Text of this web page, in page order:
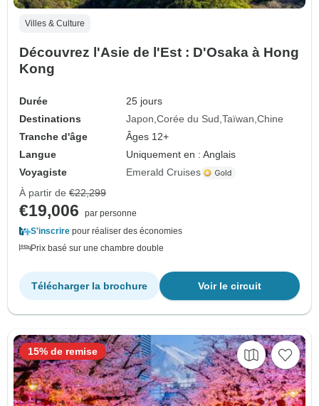
Villes & Culture
Découvrez l'Asie de l'Est : D'Osaka à Hong
Kong
Durée
25 jours
Destinations
Japon Corée du Sud Taïwan Chine
Tranche d'âge
Âges 12+
Langue
Uniquement en : Anglais
Voyagiste
Emerald Cruises
À partir de €22,299
€19,006
par personne
S'inscrire pour réaliser des économies
Prix basé sur une chambre double
Voir le circuit
Télécharger la brochure
15% de remise